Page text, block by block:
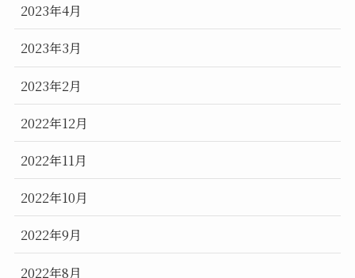
2023年4月
2023年3月
2023年2月
2022年12月
2022年11月
2022年10月
2022年9月
2022年8月